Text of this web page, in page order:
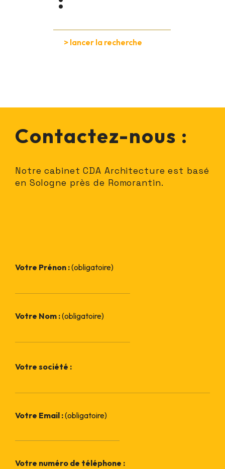
Contactez-nous :
Notre cabinet CDA Architecture est basé
en Sologne près de Romorantin.
Votre Prénon :(obligatoire)
Votre Nom :(obligatoire)
Votre société :
Votre Email :(obligatoire)
Votre numéro de téléphone :